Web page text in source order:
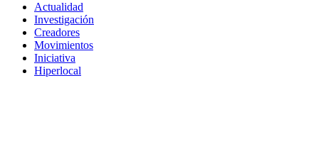
Actualidad
Investigación
Creadores
Movimientos
Iniciativa
Hiperlocal